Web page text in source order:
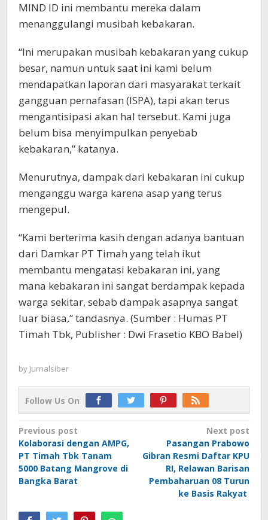
MIND ID ini membantu mereka dalam
menanggulangi musibah kebakaran.
“Ini merupakan musibah kebakaran yang cukup
besar, namun untuk saat ini kami belum
mendapatkan laporan dari masyarakat terkait
gangguan pernafasan (ISPA), tapi akan terus
mengantisipasi akan hal tersebut. Kami juga
belum bisa menyimpulkan penyebab
kebakaran,” katanya.
Menurutnya, dampak dari kebakaran ini cukup
menganggu warga karena asap yang terus
mengepul.
“Kami berterima kasih dengan adanya bantuan
dari Damkar PT Timah yang telah ikut
membantu mengatasi kebakaran ini, yang
mana kebakaran ini sangat berdampak kepada
warga sekitar, sebab dampak asapnya sangat
luar biasa,” tandasnya. (Sumber : Humas PT
Timah Tbk, Publisher : Dwi Frasetio KBO Babel)
by Jurnalsiber
Follow Us On
Post
navigation
Previous post
Kolaborasi dengan AMPG,
PT Timah Tbk Tanam
5000 Batang Mangrove di
Bangka Barat
Next post
Pasangan Prabowo
Gibran Resmi Daftar KPU
RI, Relawan Barisan
Pembaharuan 08 Turun
ke Basis Rakyat